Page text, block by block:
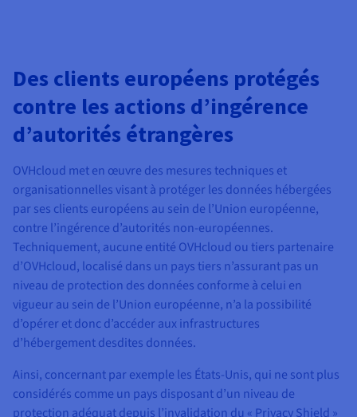
Des clients européens protégés
contre les actions d’ingérence
d’autorités étrangères
OVHcloud met en œuvre des mesures techniques et
organisationnelles visant à protéger les données hébergées
par ses clients européens au sein de l’Union européenne,
contre l’ingérence d’autorités non-européennes.
Techniquement, aucune entité OVHcloud ou tiers partenaire
d’OVHcloud, localisé dans un pays tiers n’assurant pas un
niveau de protection des données conforme à celui en
vigueur au sein de l’Union européenne, n’a la possibilité
d’opérer et donc d’accéder aux infrastructures
d’hébergement desdites données.
Ainsi, concernant par exemple les États-Unis, qui ne sont plus
considérés comme un pays disposant d’un niveau de
protection adéquat depuis l’invalidation du « Privacy Shield »